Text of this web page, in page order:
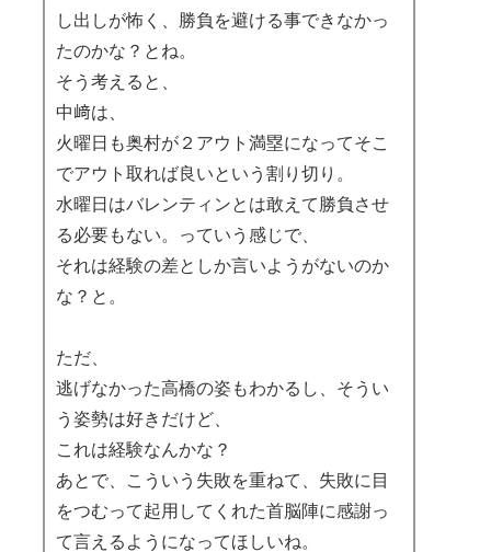
し出しが怖く、勝負を避ける事できなかっ
たのかな？とね。
そう考えると、
中﨑は、
火曜日も奥村が２アウト満塁になってそこ
でアウト取れば良いという割り切り。
水曜日はバレンティンとは敢えて勝負させ
る必要もない。っていう感じで、
それは経験の差としか言いようがないのか
な？と。
ただ、
逃げなかった高橋の姿もわかるし、そうい
う姿勢は好きだけど、
これは経験なんかな？
あとで、こういう失敗を重ねて、失敗に目
をつむって起用してくれた首脳陣に感謝っ
て言えるようになってほしいね。